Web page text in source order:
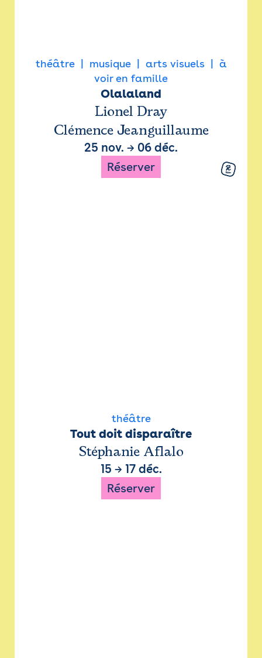
théâtre musique arts visuels
à
voir en famille
Olalaland
Lionel Dray
Clémence Jeanguillaume
25 nov. → 06 déc.
Réserver
théâtre
Tout doit disparaître
Stéphanie Aflalo
15 → 17 déc.
Réserver